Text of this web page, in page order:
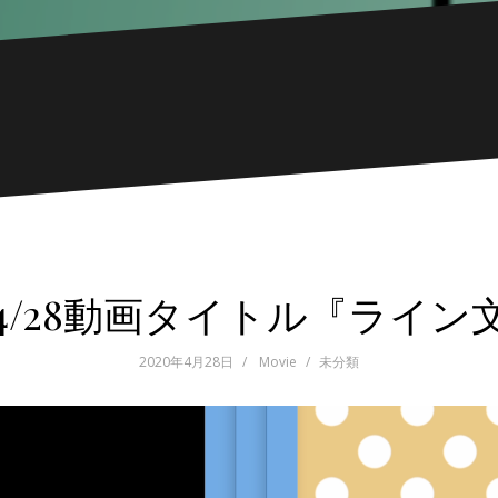
28動画タイトル『ライン
2020年4月28日 Movie 未分類